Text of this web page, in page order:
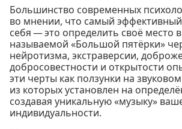
Большинство современных
во мнении, что самый
себя — это определить своё место
называемой «Большой пятёрки»
нейротизма, экстраверсии,
добросовестности и открытости
эти черты как ползунки на
из которых установлен на
создавая уникальную «музыку»
индивидуальности.